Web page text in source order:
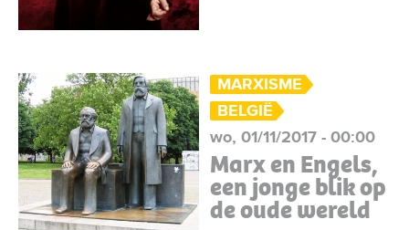
MARXISME
BELGIË
wo, 01/11/2017 - 00:00
Marx en Engels,
een jonge blik op
de oude wereld